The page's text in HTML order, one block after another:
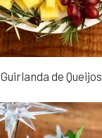
Guirlanda de Queijos